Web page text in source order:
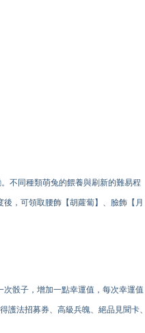
不同種類萌兔的餵養與刷新的難易程
，可領取腰飾【胡蘿蔔】、臉飾【月
骰子，增加一點幸運值，每次幸運值
護法招募券、高級兵魄、絕品見聞卡、